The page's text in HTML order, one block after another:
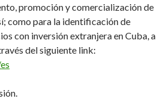
promoción y comercialización de
como para la identificación de
con inversión extranjera en Cuba, a
del siguiente link: